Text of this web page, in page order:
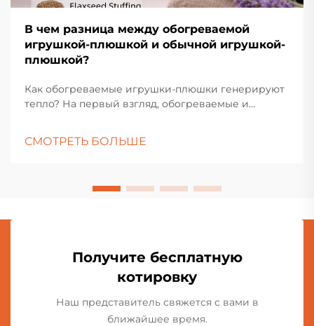
В чем разница между обогреваемой
игрушкой-плюшкой и обычной игрушкой-
плюшкой?
Как обогреваемые игрушки-плюшки генерируют
тепло? На первый взгляд, обогреваемые и
наполнитель внутри совсем разный. Помимо
СМОТРЕТЬ БОЛЬШЕ
Получите бесплатную
котировку
Наш представитель свяжется с вами в
ближайшее время.